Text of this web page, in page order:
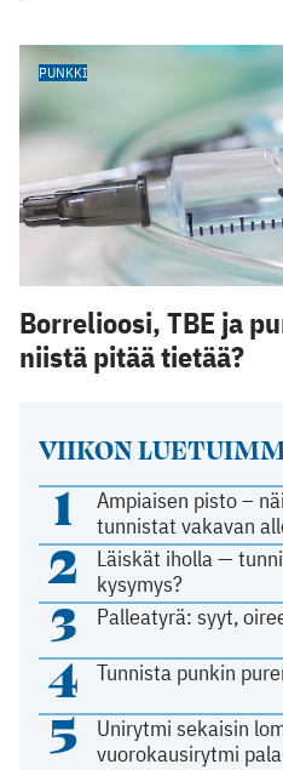
VIIKON
1
Ampiaisen pisto –
tunnistat vakavan
2
Läiskät iholla —
kysymys?
3 Palleatyrä: syyt,
4 Tunnista punkin
5
Unirytmi sekaisin
vuorokausirytmi
PUNKKI
Borrelioosi, TBE ja
niistä pitää tietää?